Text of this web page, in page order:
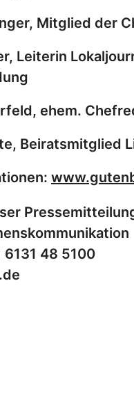
Mitglied der
Leiterin
ehem.
Beiratsmitglied
48 5100